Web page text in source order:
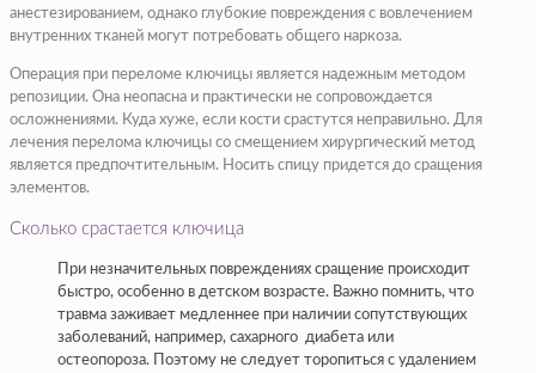
анестезированием, однако глубокие повреждения с вовлечением
внутренних тканей могут потребовать общего наркоза.
Операция при переломе ключицы является надежным методом
репозиции. Она неопасна и практически не сопровождается
осложнениями. Куда хуже, если кости срастутся неправильно. Для
лечения перелома ключицы со смещением хирургический метод
является предпочтительным. Носить спицу придется до сращения
элементов.
Сколько срастается ключица
При незначительных повреждениях сращение происходит
быстро, особенно в детском возрасте. Важно помнить, что
травма заживает медленнее при наличии сопутствующих
заболеваний, например, сахарного диабета или
остеопороза. Поэтому не следует торопиться с удалением